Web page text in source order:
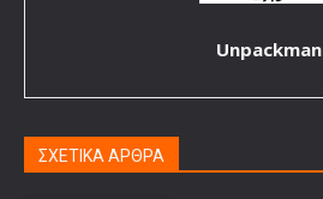
Unpackman
ΣΧΕΤΙΚΑ ΑΡΘΡΑ